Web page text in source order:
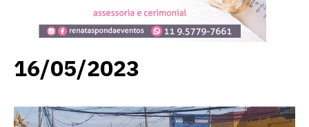
16/05/2023